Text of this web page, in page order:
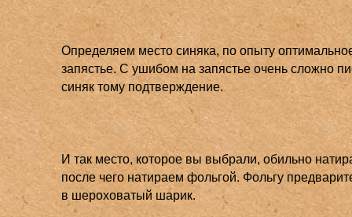
Определяем место синяка, по опыту
запястье. С ушибом на запястье очень сложно
синяк тому подтверждение.
И так место, которое вы выбрали, обильно
после чего натираем фольгой. Фольгу
в шероховатый шарик.